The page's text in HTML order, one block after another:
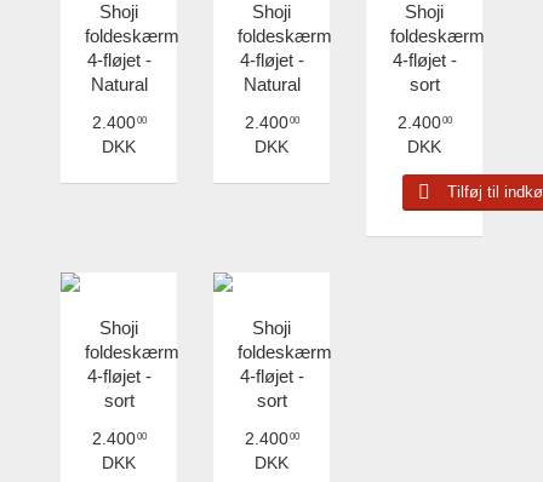
Shoji
foldeskærm
4-fløjet -
Natural
2.40000
DKK
Shoji
foldeskærm
4-fløjet -
Natural
2.40000
DKK
Shoji
foldeskærm
4-fløjet -
sort
2.40000
DKK
Tilføj til
Shoji
foldeskærm
4-fløjet -
sort
2.40000
DKK
Shoji
foldeskærm
4-fløjet -
sort
2.40000
DKK